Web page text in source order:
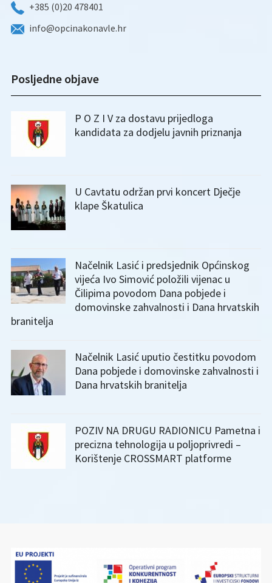
+385 (0)20 478401
info@opcinakonavle.hr
Posljedne objave
P O Z I V za dostavu prijedloga
kandidata za dodjelu javnih priznanja
U Cavtatu održan prvi koncert Dječje
klape Škatulica
Načelnik Lasić i predsjednik Općinskog
vijeća Ivo Simović položili vijenac u
Čilipima povodom Dana pobjede i
domovinske zahvalnosti i Dana hrvatskih
branitelja
Načelnik Lasić uputio čestitku povodom
Dana pobjede i domovinske zahvalnosti i
Dana hrvatskih branitelja
POZIV NA DRUGU RADIONICU Pametna i
precizna tehnologija u poljoprivredi –
Korištenje CROSSMART platforme